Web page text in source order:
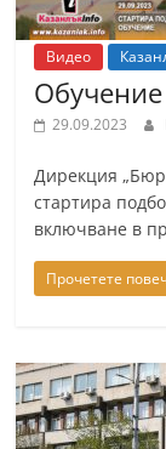
Видео
29.09.2023
Дирекция
стартира
включване в
Прочетете